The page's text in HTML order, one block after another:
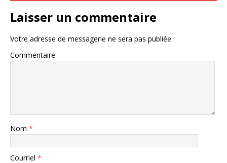
Laisser un commentaire
Votre adresse de messagerie ne sera pas publiée.
Commentaire
Nom *
Courriel *